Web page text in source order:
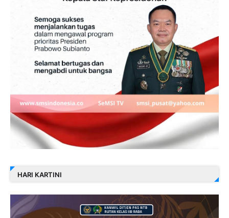
HARI KARTINI